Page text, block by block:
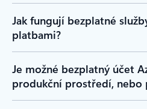
Jak fungují bezplatné
platbami?
Je možné bezplatný účet
produkční prostředí, nebo